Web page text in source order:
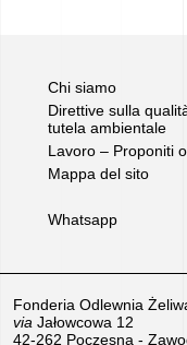
Fonderia
Contatto
Richieste
Chi siamo
Direttive sulla
tutela ambientale
Lavoro – Proponiti
Mappa del sito
Whatsapp
Fonderia Odlewnia
via Jałowcowa 12
42-262 Poczesna -